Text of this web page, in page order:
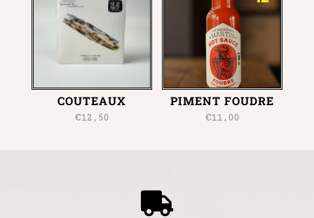
COUTEAUX
€12,50
PIMENT FOUDRE
€11,00
